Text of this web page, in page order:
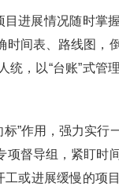
目进展情况随时掌
间表、路线图，
，以“台账”式管
”作用，强力实行
督导组，紧盯时
或进展缓慢的项